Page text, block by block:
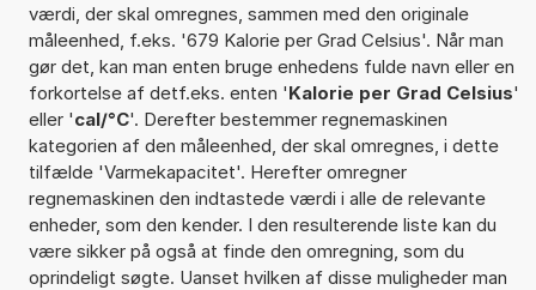
værdi, der skal omregnes, sammen med den originale
måleenhed, f.eks. '679 Kalorie per Grad Celsius'. Når man
gør det, kan man enten bruge enhedens fulde navn eller en
forkortelse af detf.eks. enten 'Kalorie per Grad Celsius'
eller 'cal/°C'. Derefter bestemmer regnemaskinen
kategorien af den måleenhed, der skal omregnes, i dette
tilfælde 'Varmekapacitet'. Herefter omregner
regnemaskinen den indtastede værdi i alle de relevante
enheder, som den kender. I den resulterende liste kan du
være sikker på også at finde den omregning, som du
oprindeligt søgte. Uanset hvilken af disse muligheder man